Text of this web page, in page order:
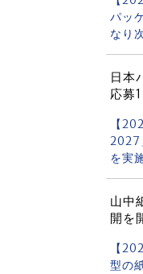
パッ
なり
日本
応募
【
2027
を実
山中
開を
【
型の